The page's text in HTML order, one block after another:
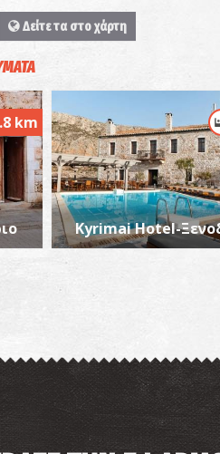
Δείτε τα στο χάρτη
km
Kyrimai Hotel-